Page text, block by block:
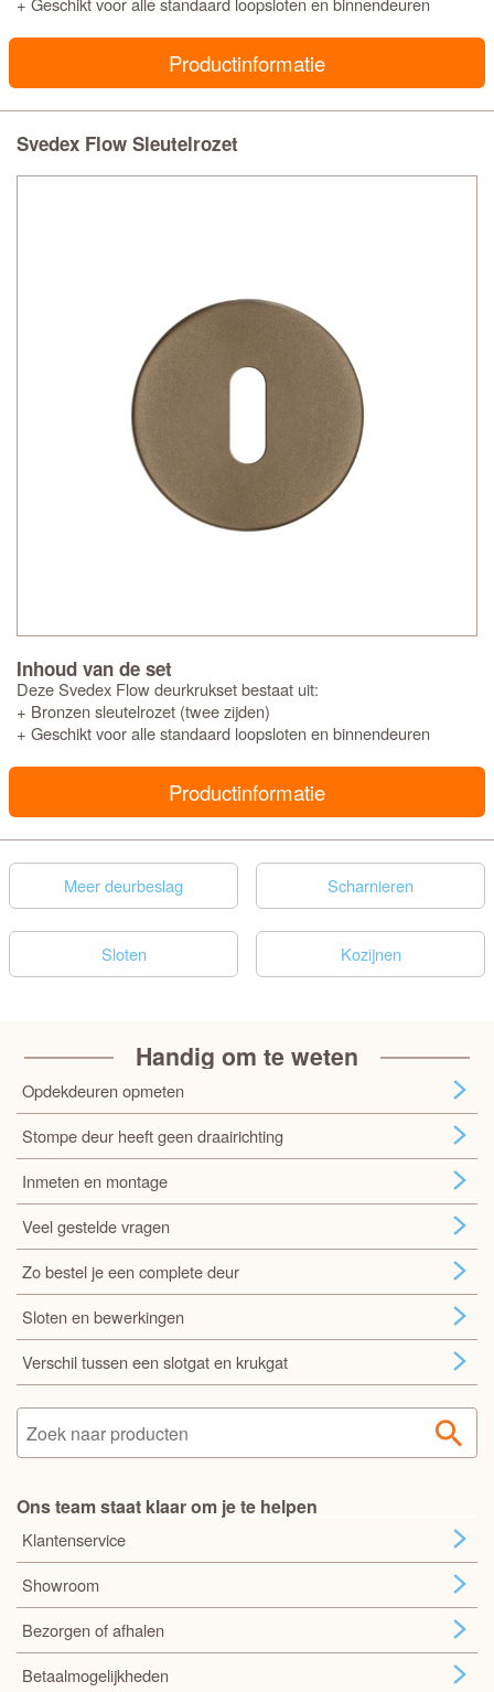
Productinformatie
Svedex Flow Sleutelrozet
Inhoud van de set
Deze Svedex Flow deurkrukset bestaat uit:
+ Bronzen sleutelrozet (twee zijden)
+ Geschikt voor alle standaard loopsloten en binnendeuren
Productinformatie
Meer deurbeslag Scharnieren
Sloten Kozijnen
Handig om te weten
Opdekdeuren opmeten
Stompe deur heeft geen draairichting
Inmeten en montage
Veel gestelde vragen
Zo bestel je een complete deur
Sloten en bewerkingen
Verschil tussen een slotgat en krukgat
Ons team staat klaar om je te helpen
Klantenservice
Showroom
Bezorgen of afhalen
Betaalmogelijkheden